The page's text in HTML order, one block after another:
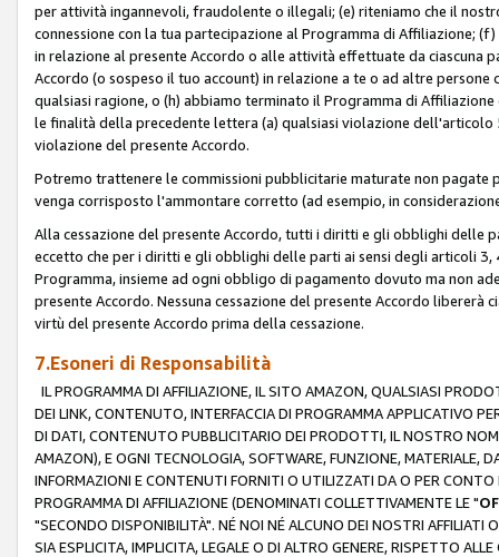
per attività ingannevoli, fraudolente o illegali; (e) riteniamo che il
connessione con la tua partecipazione al Programma di Affiliazione;
in relazione al presente Accordo o alle attività effettuate da ciascuna
Accordo (o sospeso il tuo account) in relazione a te o ad altre
qualsiasi ragione, o (h) abbiamo terminato il Programma di
le finalità della precedente lettera (a) qualsiasi violazione
violazione del presente Accordo.
Potremo trattenere le commissioni pubblicitarie maturate non
venga corrisposto l'ammontare corretto (ad esempio, in
Alla cessazione del presente Accordo, tutti i diritti e gli obblighi delle
eccetto che per i diritti e gli obblighi delle parti ai sensi degli articoli
Programma, insieme ad ogni obbligo di pagamento dovuto ma non
presente Accordo. Nessuna cessazione del presente Accordo
virtù del presente Accordo prima della cessazione.
7.Esoneri di Responsabilità
IL PROGRAMMA DI AFFILIAZIONE, IL SITO AMAZON, QUALSIASI
DEI LINK, CONTENUTO, INTERFACCIA DI PROGRAMMA APPLICATIVO
DI DATI, CONTENUTO PUBBLICITARIO DEI PRODOTTI, IL NOSTRO
AMAZON), E OGNI TECNOLOGIA, SOFTWARE, FUNZIONE, MATERIALE,
INFORMAZIONI E CONTENUTI FORNITI O UTILIZZATI DA O PER
PROGRAMMA DI AFFILIAZIONE (DENOMINATI COLLETTIVAMENTE LE "
"SECONDO DISPONIBILITÀ". NÉ NOI NÉ ALCUNO DEI NOSTRI
SIA ESPLICITA, IMPLICITA, LEGALE O DI ALTRO GENERE, RISPETTO